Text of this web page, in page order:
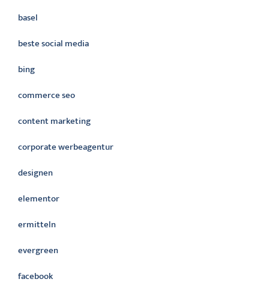
basel
beste social media
bing
commerce seo
content marketing
corporate werbeagentur
designen
elementor
ermitteln
evergreen
facebook